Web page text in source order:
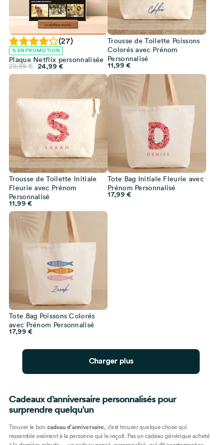
(27)
% EN PROMOTION
Plaque Netflix personnalisée
29,99€
Le
prix
24,99 €
prix
actuel
est :
24,99 €.
Trousse de Toilette Poissons
Colorés avec Prénom
Personnalisé
11,99 €
Trousse de Toilette Initiale
Fleurie avec Prénom
Personnalisé
11,99 €
Tote Bag Initiale Fleurie avec
Prénom Personnalisé
17,99 €
Tote Bag Poissons Colorés
avec Prénom Personnalisé
17,99 €
Charger plus
Cadeaux d’anniversaire personnalisés pour
surprendre quelqu’un
Trouver le bon cadeau d’anniversaire, c’est trouver quelque chose qui
ressemble vraiment à la personne qui le reçoit. Pas un cadeau générique acheté